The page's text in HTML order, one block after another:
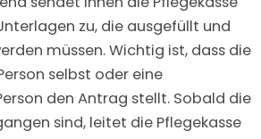
zu, die ausgefüllt und
müssen. Wichtig ist, dass die
selbst oder eine
den Antrag stellt. Sobald die
sind, leitet die Pflegekasse